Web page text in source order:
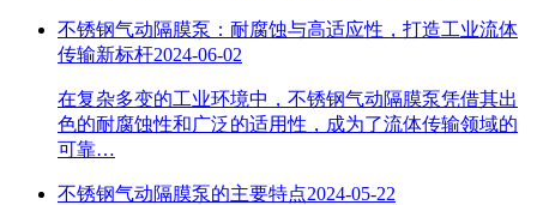
不锈钢气动隔膜泵：耐腐蚀与高适应性，打造工业流体
传输新标杆2024-06-02
在复杂多变的工业环境中，不锈钢气动隔膜泵凭借其出
色的耐腐蚀性和广泛的适用性，成为了流体传输领域的
可靠…
不锈钢气动隔膜泵的主要特点2024-05-22